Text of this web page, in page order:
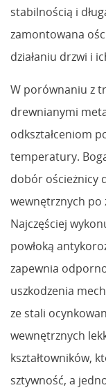
stabilnością i
zamontowana
działaniu drzwi i
W porównaniu z
drewnianymi
odkształceniom
temperatury.
dobór ościeżnicy
wewnętrznych po
Najczęściej
powłoką
zapewnia
uszkodzenia
ze stali
wewnętrznych
kształtowników,
sztywność, a